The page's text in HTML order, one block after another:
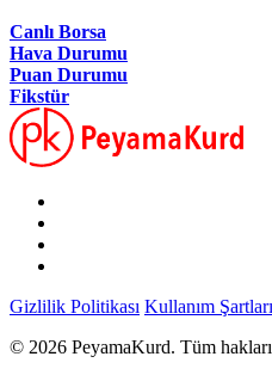
Canlı Borsa
Hava Durumu
Puan Durumu
Fikstür
Gizlilik Politikası Kullanım Şartları
© 2026 PeyamaKurd. Tüm hakları